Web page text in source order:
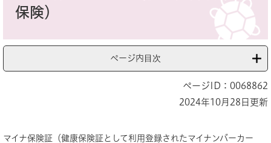
保険）
ページ内目次
ページID：0068862
2024年10月28日更新
マイナ保険証（健康保険証として利用登録されたマイナンバーカー